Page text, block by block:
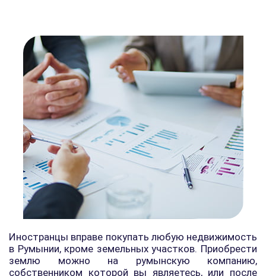
Иностранцы вправе покупать любую недвижимость
в Румынии, кроме земельных участков. Приобрести
землю можно на румынскую компанию,
собственником которой вы являетесь, или после